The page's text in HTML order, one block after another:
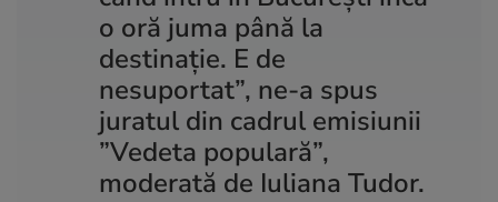
o oră juma până la
destinație. E de
nesuportat”, ne-a spus
juratul din cadrul emisiunii
”Vedeta populară”,
moderată de Iuliana Tudor.